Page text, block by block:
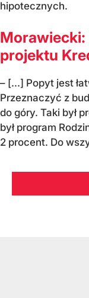
hipotecznych.
Morawiecki:
projektu
– [...] Popyt jest
Przeznaczyć z
do góry. Taki był
był program
2 procent. Do